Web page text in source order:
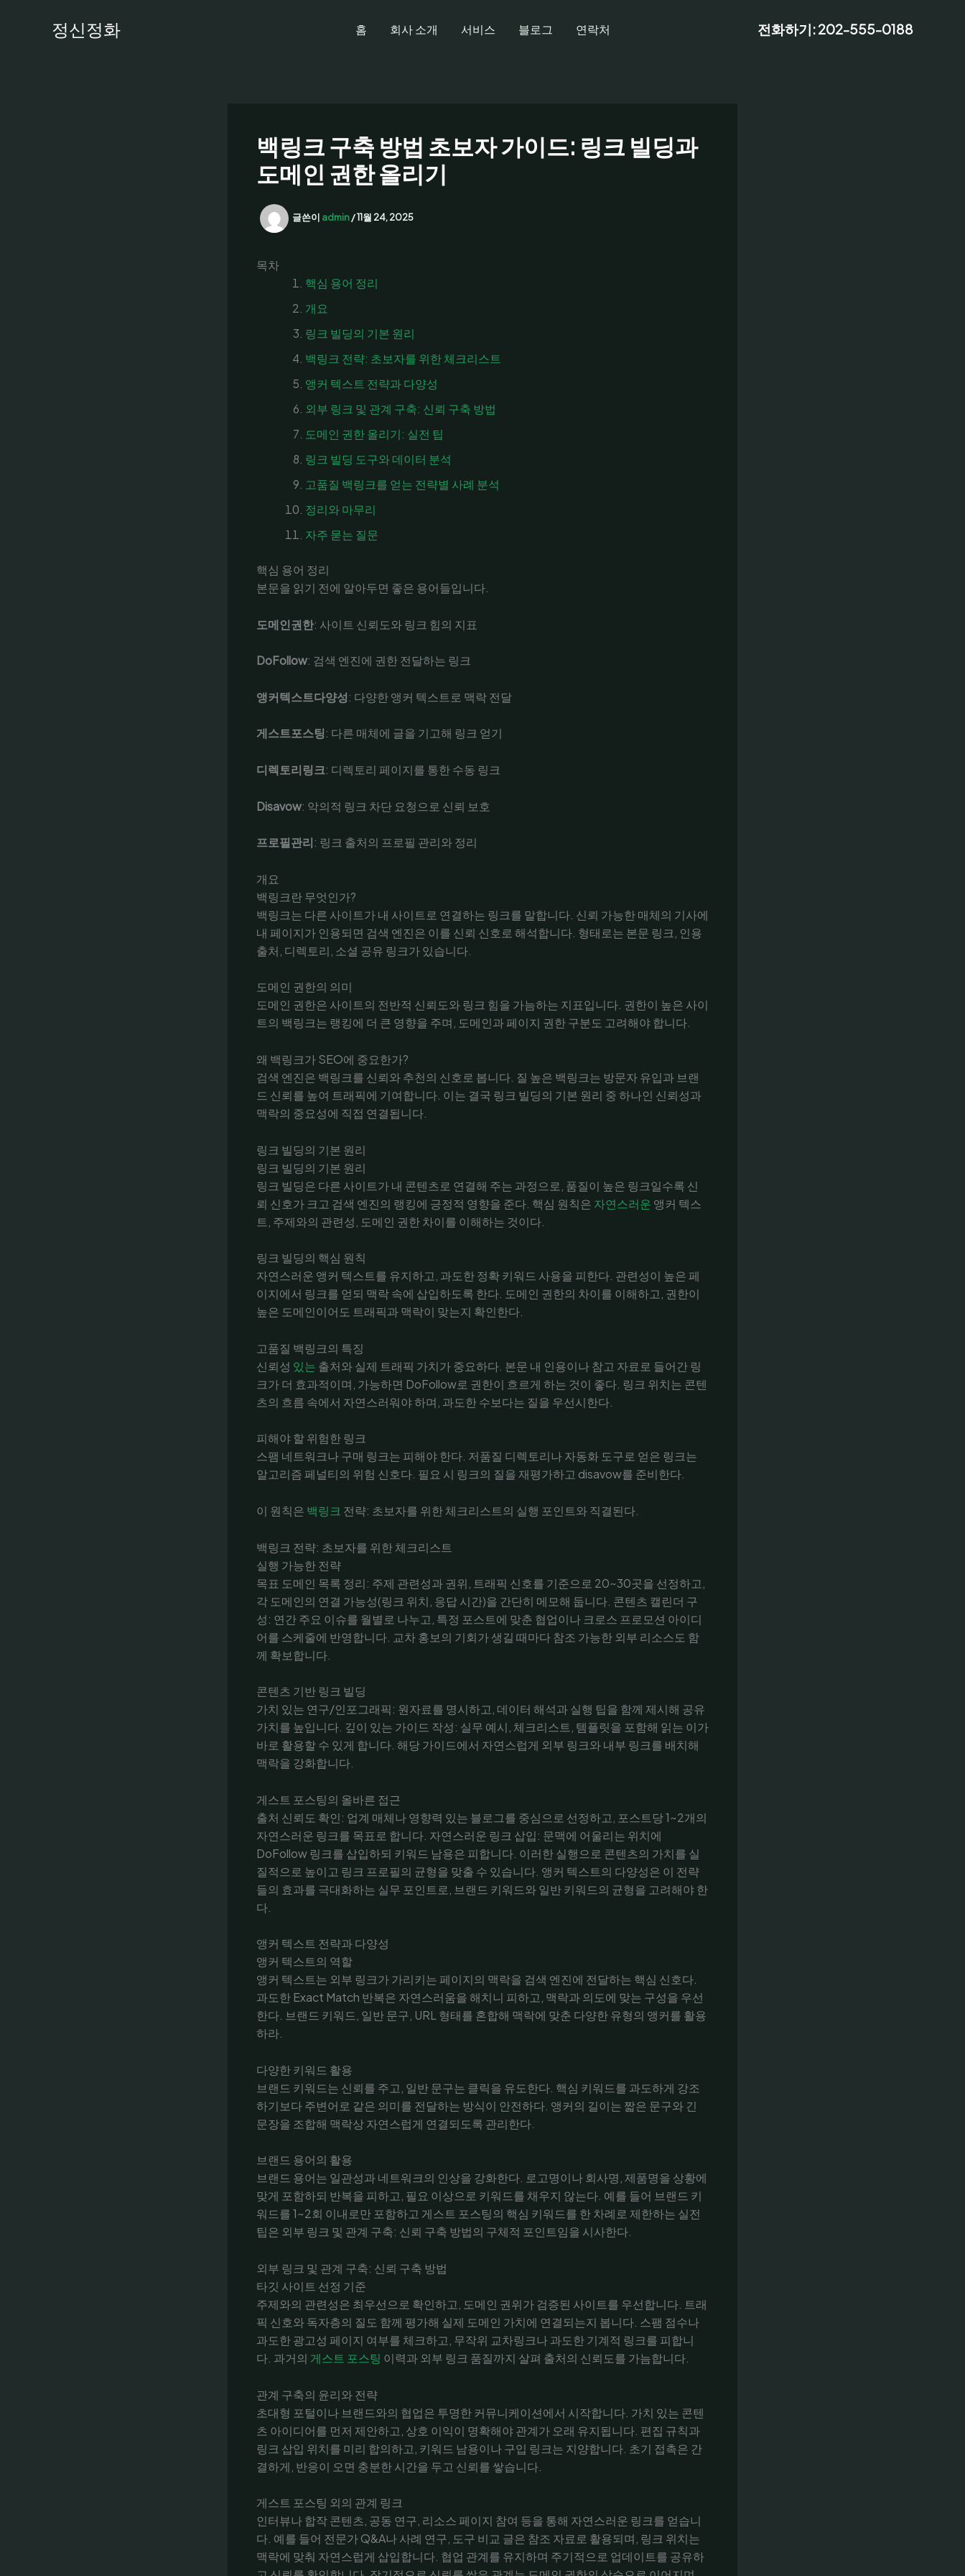
정신정화 홈 회사 소개 서비스 블로그 연락처 전화하기: 202-555-0188
백링크 구축 방법 초보자 가이드: 링크 빌딩과
도메인 권한 올리기
글쓴이 admin/11월 24, 2025
목차
핵심 용어 정리
개요
링크 빌딩의 기본 원리
백링크 전략: 초보자를 위한 체크리스트
앵커 텍스트 전략과 다양성
외부 링크 및 관계 구축: 신뢰 구축 방법
도메인 권한 올리기: 실전 팁
링크 빌딩 도구와 데이터 분석
고품질 백링크를 얻는 전략별 사례 분석
정리와 마무리
자주 묻는 질문
핵심 용어 정리
본문을 읽기 전에 알아두면 좋은 용어들입니다.
도메인권한: 사이트 신뢰도와 링크 힘의 지표
DoFollow: 검색 엔진에 권한 전달하는 링크
앵커텍스트다양성: 다양한 앵커 텍스트로 맥락 전달
게스트포스팅: 다른 매체에 글을 기고해 링크 얻기
디렉토리링크: 디렉토리 페이지를 통한 수동 링크
Disavow: 악의적 링크 차단 요청으로 신뢰 보호
프로필관리: 링크 출처의 프로필 관리와 정리
개요
백링크란 무엇인가?
백링크는 다른 사이트가 내 사이트로 연결하는 링크를 말합니다. 신뢰 가능한 매체의 기사에
내 페이지가 인용되면 검색 엔진은 이를 신뢰 신호로 해석합니다. 형태로는 본문 링크, 인용
출처, 디렉토리, 소셜 공유 링크가 있습니다.
도메인 권한의 의미
도메인 권한은 사이트의 전반적 신뢰도와 링크 힘을 가늠하는 지표입니다. 권한이 높은 사이
트의 백링크는 랭킹에 더 큰 영향을 주며, 도메인과 페이지 권한 구분도 고려해야 합니다.
왜 백링크가 SEO에 중요한가?
검색 엔진은 백링크를 신뢰와 추천의 신호로 봅니다. 질 높은 백링크는 방문자 유입과 브랜
드 신뢰를 높여 트래픽에 기여합니다. 이는 결국 링크 빌딩의 기본 원리 중 하나인 신뢰성과
맥락의 중요성에 직접 연결됩니다.
링크 빌딩의 기본 원리
링크 빌딩의 기본 원리
링크 빌딩은 다른 사이트가 내 콘텐츠로 연결해 주는 과정으로, 품질이 높은 링크일수록 신
뢰 신호가 크고 검색 엔진의 랭킹에 긍정적 영향을 준다. 핵심 원칙은 자연스러운 앵커 텍스
트, 주제와의 관련성, 도메인 권한 차이를 이해하는 것이다.
링크 빌딩의 핵심 원칙
자연스러운 앵커 텍스트를 유지하고, 과도한 정확 키워드 사용을 피한다. 관련성이 높은 페
이지에서 링크를 얻되 맥락 속에 삽입하도록 한다. 도메인 권한의 차이를 이해하고, 권한이
높은 도메인이어도 트래픽과 맥락이 맞는지 확인한다.
고품질 백링크의 특징
신뢰성 있는 출처와 실제 트래픽 가치가 중요하다. 본문 내 인용이나 참고 자료로 들어간 링
크가 더 효과적이며, 가능하면 DoFollow로 권한이 흐르게 하는 것이 좋다. 링크 위치는 콘텐
츠의 흐름 속에서 자연스러워야 하며, 과도한 수보다는 질을 우선시한다.
피해야 할 위험한 링크
스팸 네트워크나 구매 링크는 피해야 한다. 저품질 디렉토리나 자동화 도구로 얻은 링크는
알고리즘 페널티의 위험 신호다. 필요 시 링크의 질을 재평가하고 disavow를 준비한다.
이 원칙은 백링크 전략: 초보자를 위한 체크리스트의 실행 포인트와 직결된다.
백링크 전략: 초보자를 위한 체크리스트
실행 가능한 전략
목표 도메인 목록 정리: 주제 관련성과 권위, 트래픽 신호를 기준으로 20~30곳을 선정하고,
각 도메인의 연결 가능성(링크 위치, 응답 시간)을 간단히 메모해 둡니다. 콘텐츠 캘린더 구
성: 연간 주요 이슈를 월별로 나누고, 특정 포스트에 맞춘 협업이나 크로스 프로모션 아이디
어를 스케줄에 반영합니다. 교차 홍보의 기회가 생길 때마다 참조 가능한 외부 리소스도 함
께 확보합니다.
콘텐츠 기반 링크 빌딩
가치 있는 연구/인포그래픽: 원자료를 명시하고, 데이터 해석과 실행 팁을 함께 제시해 공유
가치를 높입니다. 깊이 있는 가이드 작성: 실무 예시, 체크리스트, 템플릿을 포함해 읽는 이가
바로 활용할 수 있게 합니다. 해당 가이드에서 자연스럽게 외부 링크와 내부 링크를 배치해
맥락을 강화합니다.
게스트 포스팅의 올바른 접근
출처 신뢰도 확인: 업계 매체나 영향력 있는 블로그를 중심으로 선정하고, 포스트당 1~2개의
자연스러운 링크를 목표로 합니다. 자연스러운 링크 삽입: 문맥에 어울리는 위치에
DoFollow 링크를 삽입하되 키워드 남용은 피합니다. 이러한 실행으로 콘텐츠의 가치를 실
질적으로 높이고 링크 프로필의 균형을 맞출 수 있습니다. 앵커 텍스트의 다양성은 이 전략
들의 효과를 극대화하는 실무 포인트로, 브랜드 키워드와 일반 키워드의 균형을 고려해야 한
다.
앵커 텍스트 전략과 다양성
앵커 텍스트의 역할
앵커 텍스트는 외부 링크가 가리키는 페이지의 맥락을 검색 엔진에 전달하는 핵심 신호다.
과도한 Exact Match 반복은 자연스러움을 해치니 피하고, 맥락과 의도에 맞는 구성을 우선
한다. 브랜드 키워드, 일반 문구, URL 형태를 혼합해 맥락에 맞춘 다양한 유형의 앵커를 활용
하라.
다양한 키워드 활용
브랜드 키워드는 신뢰를 주고, 일반 문구는 클릭을 유도한다. 핵심 키워드를 과도하게 강조
하기보다 주변어로 같은 의미를 전달하는 방식이 안전하다. 앵커의 길이는 짧은 문구와 긴
문장을 조합해 맥락상 자연스럽게 연결되도록 관리한다.
브랜드 용어의 활용
브랜드 용어는 일관성과 네트워크의 인상을 강화한다. 로고명이나 회사명, 제품명을 상황에
맞게 포함하되 반복을 피하고, 필요 이상으로 키워드를 채우지 않는다. 예를 들어 브랜드 키
워드를 1~2회 이내로만 포함하고 게스트 포스팅의 핵심 키워드를 한 차례로 제한하는 실전
팁은 외부 링크 및 관계 구축: 신뢰 구축 방법의 구체적 포인트임을 시사한다.
외부 링크 및 관계 구축: 신뢰 구축 방법
타깃 사이트 선정 기준
주제와의 관련성은 최우선으로 확인하고, 도메인 권위가 검증된 사이트를 우선합니다. 트래
픽 신호와 독자층의 질도 함께 평가해 실제 도메인 가치에 연결되는지 봅니다. 스팸 점수나
과도한 광고성 페이지 여부를 체크하고, 무작위 교차링크나 과도한 기계적 링크를 피합니
다. 과거의 게스트 포스팅 이력과 외부 링크 품질까지 살펴 출처의 신뢰도를 가늠합니다.
관계 구축의 윤리와 전략
초대형 포털이나 브랜드와의 협업은 투명한 커뮤니케이션에서 시작합니다. 가치 있는 콘텐
츠 아이디어를 먼저 제안하고, 상호 이익이 명확해야 관계가 오래 유지됩니다. 편집 규칙과
링크 삽입 위치를 미리 합의하고, 키워드 남용이나 구입 링크는 지양합니다. 초기 접촉은 간
결하게, 반응이 오면 충분한 시간을 두고 신뢰를 쌓습니다.
게스트 포스팅 외의 관계 링크
인터뷰나 합작 콘텐츠, 공동 연구, 리소스 페이지 참여 등을 통해 자연스러운 링크를 얻습니
다. 예를 들어 전문가 Q&A나 사례 연구, 도구 비교 글은 참조 자료로 활용되며, 링크 위치는
맥락에 맞춰 자연스럽게 삽입합니다. 협업 관계를 유지하며 주기적으로 업데이트를 공유하